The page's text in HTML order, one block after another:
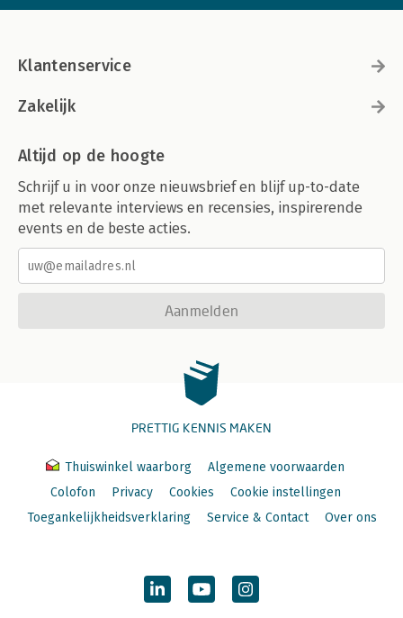
Klantenservice
Zakelijk
Altijd op de hoogte
Schrijf u in voor onze nieuwsbrief en blijf up-to-date
met relevante interviews en recensies, inspirerende
events en de beste acties.
Aanmelden
PRETTIG KENNIS MAKEN
Thuiswinkel waarborg
Algemene voorwaarden
Colofon
Privacy Cookies
Cookie instellingen
Toegankelijkheidsverklaring
Service & Contact Over ons